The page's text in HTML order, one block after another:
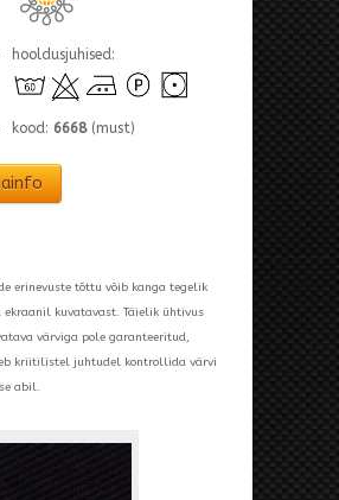
hooldusjuhised:
kood: 6668 (must)
erinevuste tõttu võib kanga tegelik
ekraanil kuvatavast. Täielik ühtivus
värviga pole garanteeritud,
kriitilistel juhtudel kontrollida värvi
abil.